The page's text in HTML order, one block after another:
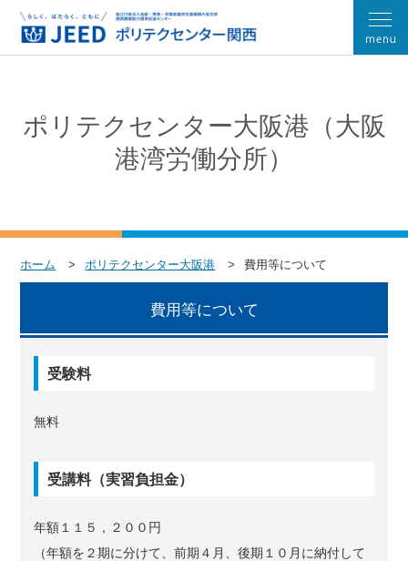
ポリテクセンター大阪港（大阪
港湾労働分所）
ホーム ポリテクセンター大阪港 費用等について
費用等について
受験料
無料
受講料（実習負担金）
年額１１５，２００円
（年額を２期に分けて、前期４月、後期１０月に納付して